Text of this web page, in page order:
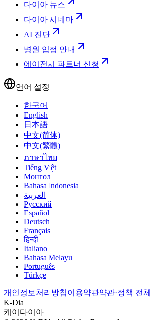
다이아 뉴스
다이아 시네마
AI 진단
병원 입점 안내
에이전시 파트너 신청
언어 설정
한국어
English
日本語
中文(简体)
中文(繁體)
ภาษาไทย
Tiếng Việt
Монгол
Bahasa Indonesia
العربية
Русский
Español
Deutsch
Français
हिन्दी
Italiano
Bahasa Melayu
Português
Türkçe
개인정보처리방침이용약관약관·정책 전체
K-Dia
케이다이아